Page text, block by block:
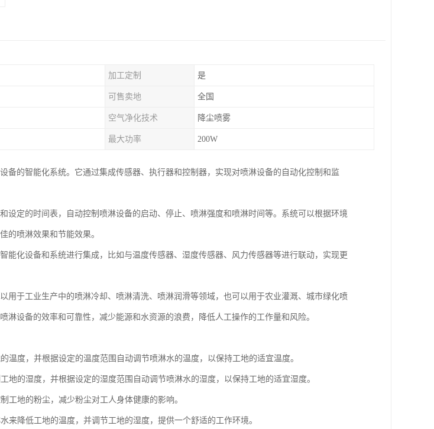
加工定制 是
可售卖地 全国
空气净化技术 降尘喷雾
最大功率 200W
备的智能化系统。它通过集成传感器、执行器和控制器，实现对喷淋设备的自动化控制和监
设定的时间表，自动控制喷淋设备的启动、停止、喷淋强度和喷淋时间等。系统可以根据环境
的喷淋效果和节能效果。
能化设备和系统进行集成，比如与温度传感器、湿度传感器、风力传感器等进行联动，实现更
用于工业生产中的喷淋冷却、喷淋清洗、喷淋润滑等领域，也可以用于农业灌溉、城市绿化喷
淋设备的效率和可靠性，减少能源和水资源的浪费，降低人工操作的工作量和风险。
温度，并根据设定的温度范围自动调节喷淋水的温度，以保持工地的适宜温度。
地的湿度，并根据设定的湿度范围自动调节喷淋水的湿度，以保持工地的适宜湿度。
工地的粉尘，减少粉尘对工人身体健康的影响。
来降低工地的温度，并调节工地的湿度，提供一个舒适的工作环境。